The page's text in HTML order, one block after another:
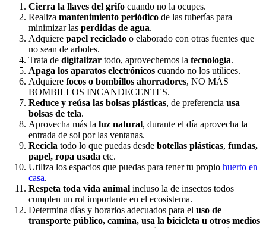
Cierra la llaves del grifo cuando no la ocupes.
Realiza mantenimiento periódico de las tuberías para
minimizar las perdidas de agua.
Adquiere papel reciclado o elaborado con otras fuentes que
no sean de arboles.
Trata de digitalizar todo, aprovechemos la tecnología.
Apaga los aparatos electrónicos cuando no los utilices.
Adquiere focos o bombillos ahorradores, NO MÁS
BOMBILLOS INCANDECENTES.
Reduce y reúsa las bolsas plásticas, de preferencia usa
bolsas de tela.
Aprovecha más la luz natural, durante el día aprovecha la
entrada de sol por las ventanas.
Recicla todo lo que puedas desde botellas plásticas, fundas,
papel, ropa usada etc.
Utiliza los espacios que puedas para tener tu propio huerto en
casa.
Respeta toda vida animal incluso la de insectos todos
cumplen un rol importante en el ecosistema.
Determina días y horarios adecuados para el uso de
transporte público, camina, usa la bicicleta u otros medios